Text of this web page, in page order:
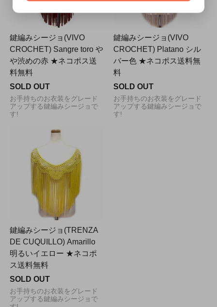
鍵編みシージョ(VIVO
CROCHET) Sangre toro や
や渋めの赤 ★ネコポス送
料無料
SOLD OUT
お手持ちのお衣装をグレード
アップする鍵編みシージョで
す!
鍵編みシージョ(VIVO
CROCHET) Platano シル
バー色 ★ネコポス送料無
料
SOLD OUT
お手持ちのお衣装をグレード
アップする鍵編みシージョで
す!
鍵編みシージョ(TRENZA
DE CUQUILLO) Amarillo
明るいイエロー ★ネコポ
ス送料無料
SOLD OUT
お手持ちのお衣装をグレード
アップする鍵編みシージョで